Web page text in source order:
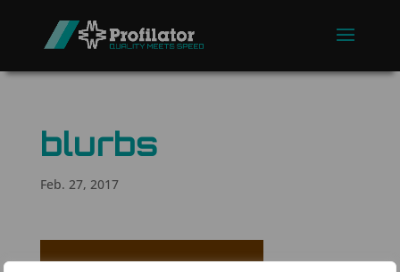
blurbs
Feb. 27, 2017